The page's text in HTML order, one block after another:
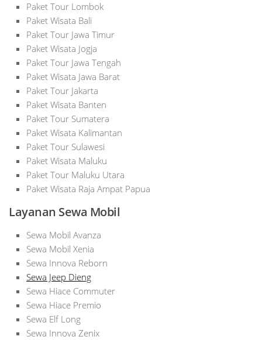
Paket Tour Lombok
Paket Wisata Bali
Paket Tour Jawa Timur
Paket Wisata Jogja
Paket Tour Jawa Tengah
Paket Wisata Jawa Barat
Paket Tour Jakarta
Paket Wisata Banten
Paket Tour Sumatera
Paket Wisata Kalimantan
Paket Tour Sulawesi
Paket Wisata Maluku
Paket Tour Maluku Utara
Paket Wisata Raja Ampat Papua
Layanan Sewa Mobil
Sewa Mobil Avanza
Sewa Mobil Xenia
Sewa Innova Reborn
Sewa Jeep Dieng
Sewa Hiace Commuter
Sewa Hiace Premio
Sewa Elf Long
Sewa Innova Zenix